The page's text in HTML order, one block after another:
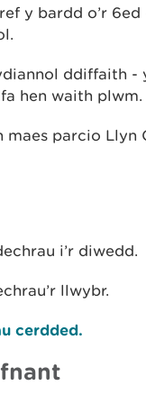
y bardd o’r 6ed
ddiffaith -
hen waith plwm.
parcio Llyn
i’r diwedd.
llwybr.
cerdded.